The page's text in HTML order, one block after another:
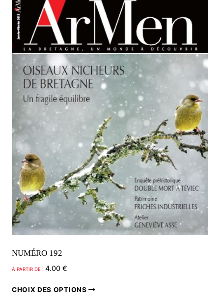
NUMÉRO 192
À PARTIR DE : 4.00 €
CHOIX DES OPTIONS